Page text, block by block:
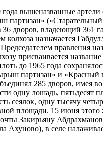
вышеназванные артели
партизан» («Старательный
36 дворов, владеющий 361
колхоза назначается
правления
присваивается
до 1965 года
партизан» и «Красный
285 дворов, имея
одну лошадь, пятьдесят
сеялок, одну тысячу
площади. 15 июня этого
Закирьяну
Ахуново), в селе